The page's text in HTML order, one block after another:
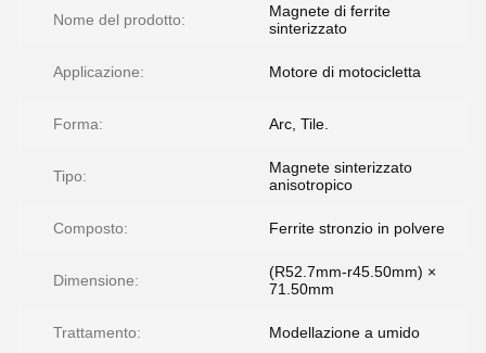
Nome del prodotto:
Magnete di ferrite
sinterizzato
Applicazione: Motore di motocicletta
Forma: Arc, Tile.
Tipo:
Magnete sinterizzato
anisotropico
Composto: Ferrite stronzio in polvere
Dimensione:
(R52.7mm-r45.50mm) ×
71.50mm
Trattamento: Modellazione a umido